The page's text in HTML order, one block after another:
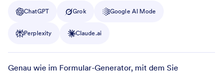
ChatGPT Grok Google AI Mode
Perplexity Claude.ai
Genau wie im Formular-Generator, mit dem Sie